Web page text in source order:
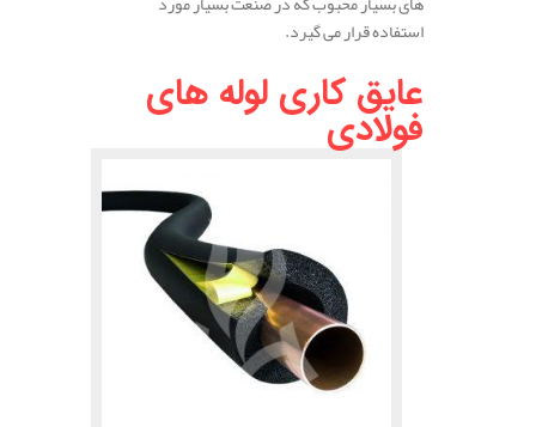
استفاده قرار می گیرد.
عایق کاری لوله های
فولادی